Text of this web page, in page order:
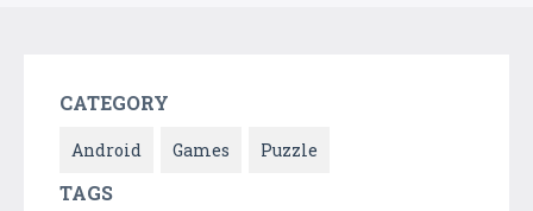
CATEGORY
Android Games Puzzle
TAGS